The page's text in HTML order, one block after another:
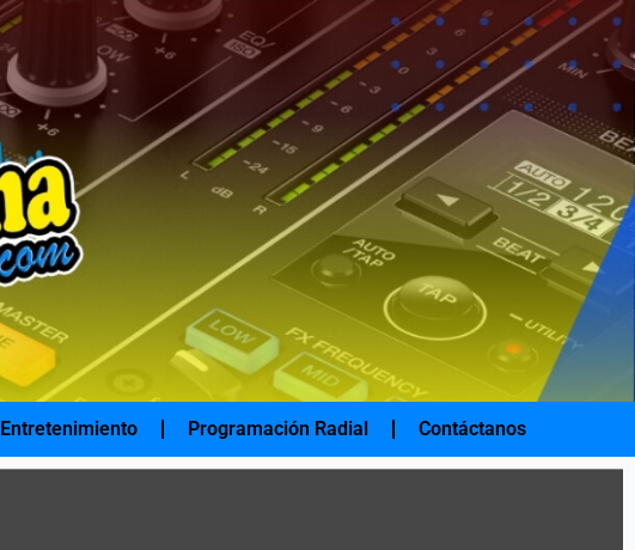
Entretenimiento Programación Radial Contáctanos